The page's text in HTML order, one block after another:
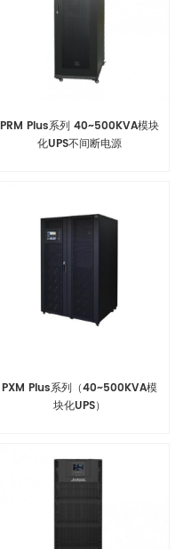
PRM Plus系列 40~500KVA模块
化UPS不间断电源
PXM Plus系列（40~500KVA模
块化UPS）